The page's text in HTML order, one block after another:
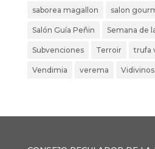
saborea magallon salon
Salón Guía Peñin Semana de
Subvenciones Terroir trufa
Vendimia verema Vidivinos